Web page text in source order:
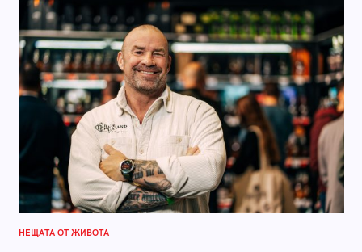
НЕЩАТА ОТ ЖИВОТА